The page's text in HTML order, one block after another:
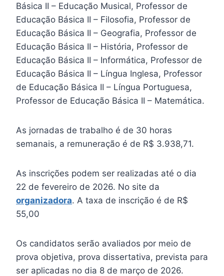
Básica II – Educação Musical, Professor de
Educação Básica II – Filosofia, Professor de
Educação Básica II – Geografia, Professor de
Educação Básica II – História, Professor de
Educação Básica II – Informática, Professor de
Educação Básica II – Língua Inglesa, Professor
de Educação Básica II – Língua Portuguesa,
Professor de Educação Básica II – Matemática.
As jornadas de trabalho é de 30 horas
semanais, a remuneração é de R$ 3.938,71.
As inscrições podem ser realizadas até o dia
22 de fevereiro de 2026. No site da
organizadora. A taxa de inscrição é de R$
55,00
Os candidatos serão avaliados por meio de
prova objetiva, prova dissertativa, prevista para
ser aplicadas no dia 8 de março de 2026.